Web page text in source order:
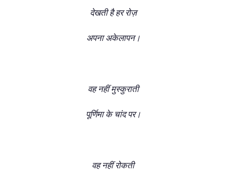
देखती है हर रोज़
अपना अकेलापन।
वह नहीं मुस्कुराती
पूर्णिमा के चांद पर।
वह नहीं रोकती